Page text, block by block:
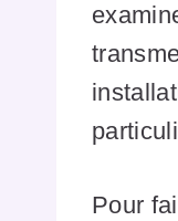
Pour